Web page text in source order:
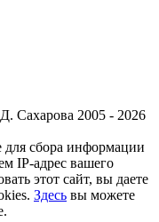
Сахарова 2005 - 2026
сбора информации
IP-адрес вашего
этот сайт, вы даете
Здесь вы можете